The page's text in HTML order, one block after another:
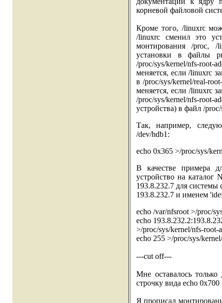
корневой файловой
Кроме того, /linuxrc
/linuxrc сменил это
монтирования /proc, /
установки в файлы
/proc/sys/kernel/nfs-
меняется, если /linuxrc
в /proc/sys/kernel/real-
меняется, если /linuxrc
/proc/sys/kernel/nfs-
устройства) в файл /
Так, например,
/dev/hdb1:
echo 0x365 >/proc/sys/
В качестве примера
устройство на каталог
193.8.232.7 для системы
193.8.232.7 и именем
echo /var/nfsroot >/proc/
echo
>/proc/sys/kernel/nfs-root-
echo 255 >/proc/sys/
---cut off---
Мне оставалось
строчку вида echo
Я прописал